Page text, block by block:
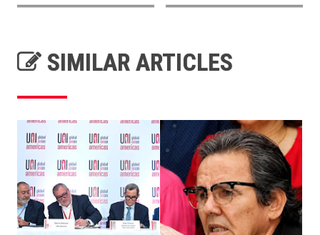
SIMILAR ARTICLES